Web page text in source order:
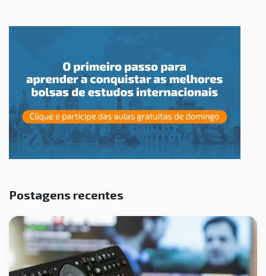
Postagens recentes